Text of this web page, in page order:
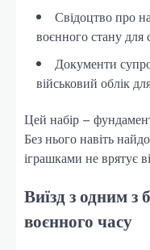
Свідоцтво про
воєнного стану
Документи
військовий облік
Цей набір –
Без нього навіть
іграшками не врятує
Виїзд з одним з
воєнного часу